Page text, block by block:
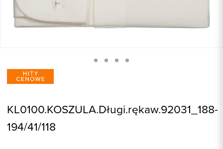
KL0100.KOSZULA.Długi.rękaw.92031_188-
194/41/118